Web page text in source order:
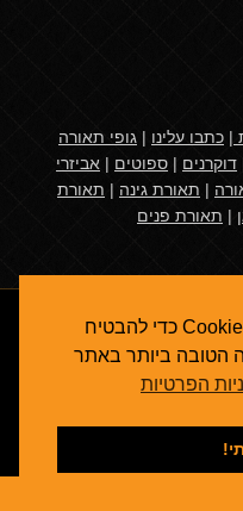
| כתבו עלינו | גופי תאורה
דוקרנים | ספוטים | אביזרי
| תאורת גינה | תאורת
| תאורת פנים
אתר זה משתמש בקובצי Cookie כדי להבטיח
הטובה ביותר באתר
הפרטיות